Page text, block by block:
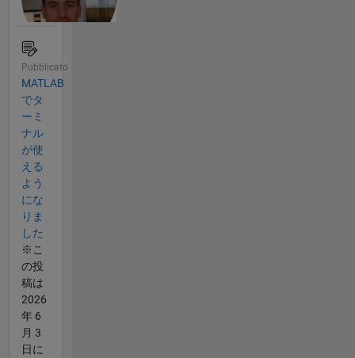
Pubblicato
MATLAB
でタ
ーミ
ナル
が使
える
よう
にな
りま
した
※こ
の投
稿は
2026
年 6
月 3
日に